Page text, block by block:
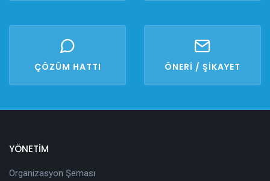
ÇÖZÜM HATTI ÖNERİ / ŞİKAYET
YÖNETİM
Organizasyon Şeması